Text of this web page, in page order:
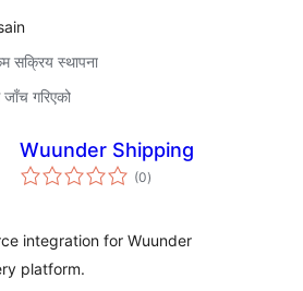
सक्रिय स्थापना
गरिएको
Wuunder Shipping
(0कुल
रेटिङ्गहरू
)
integration for Wuunder
platform.